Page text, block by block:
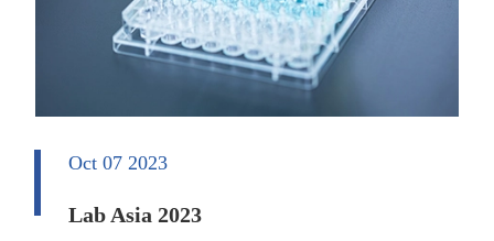
Oct 07 2023
Lab Asia 2023